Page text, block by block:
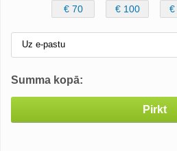
€ 70
€ 100 €
Uz e-pastu
Summa kopā:
Pirkt